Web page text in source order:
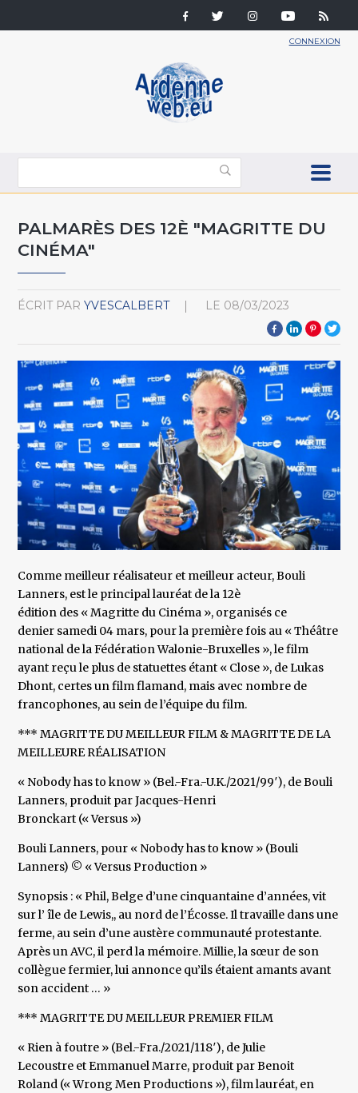
CONNEXION
PALMARÈS DES 12È "MAGRITTE DU
CINÉMA"
ÉCRIT PAR YVESCALBERT LE 08/03/2023
Comme meilleur réalisateur et meilleur acteur, Bouli
Lanners, est le principal lauréat de la 12è
édition des « Magritte du Cinéma », organisés ce
denier samedi 04 mars, pour la première fois au « Théâtre
national de la Fédération Walonie-Bruxelles », le film
ayant reçu le plus de statuettes étant « Close », de Lukas
Dhont, certes un film flamand, mais avec nombre de
francophones, au sein de l’équipe du film.
*** MAGRITTE DU MEILLEUR FILM & MAGRITTE DE LA
MEILLEURE RÉALISATION
« Nobody has to know » (Bel.-Fra.-U.K./2021/99′), de Bouli
Lanners, produit par Jacques-Henri
Bronckart (« Versus »)
Bouli Lanners, pour « Nobody has to know » (Bouli
Lanners) © « Versus Production »
Synopsis : « Phil, Belge d’une cinquantaine d’années, vit
sur l’ île de Lewis,, au nord de l’Écosse. Il travaille dans une
ferme, au sein d’une austère communauté protestante.
Après un AVC, il perd la mémoire. Millie, la sœur de son
collègue fermier, lui annonce qu’ils étaient amants avant
son accident … »
*** MAGRITTE DU MEILLEUR PREMIER FILM
« Rien à foutre » (Bel.-Fra./2021/118′), de Julie
Lecoustre et Emmanuel Marre, produit par Benoit
Roland (« Wrong Men Productions »), film lauréat, en